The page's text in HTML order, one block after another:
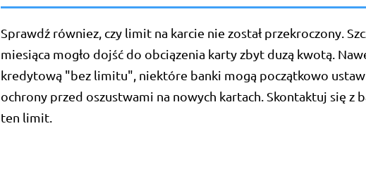
Sprawdź równiez, czy limit na karcie nie został przekroczony.
miesiąca mogło dojść do obciązenia karty zbyt duzą kwotą.
kredytową "bez limitu", niektóre banki mogą początkowo
ochrony przed oszustwami na nowych kartach. Skontaktuj się z
ten limit.